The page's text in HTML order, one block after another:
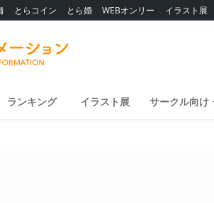
とらコイン とら婚 WEBオンリー イラスト展
ランキング イラスト展 サークル向け